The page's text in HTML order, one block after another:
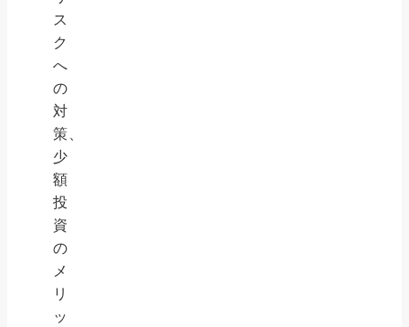
ス
ク
へ
の
対
策、
少
額
投
資
の
メ
リ
ッ